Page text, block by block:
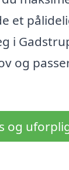
et
i
og
og